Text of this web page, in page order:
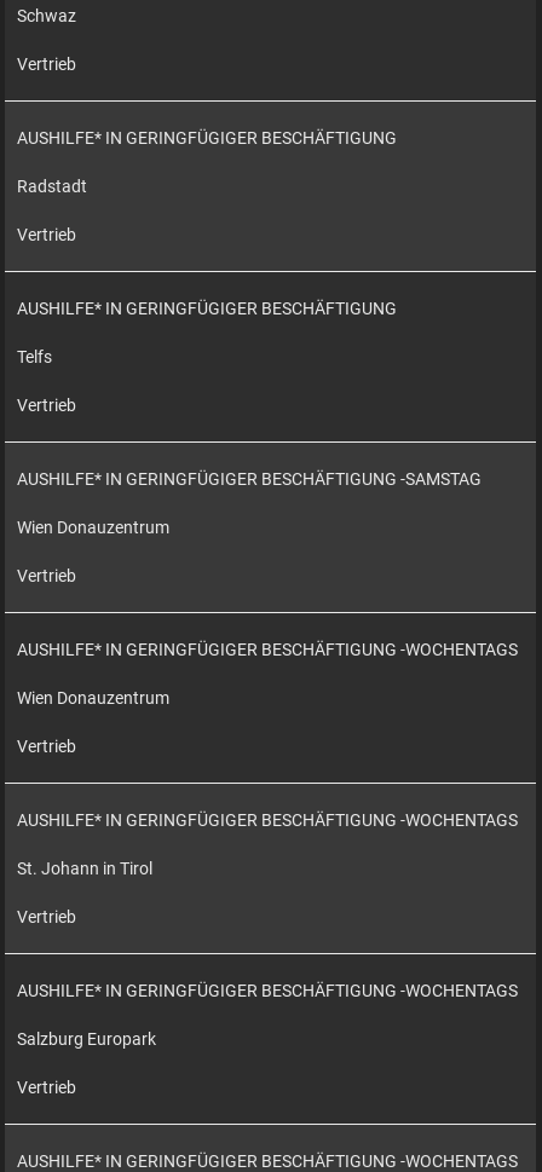
Schwaz
Vertrieb
AUSHILFE* IN GERINGFÜGIGER BESCHÄFTIGUNG
Radstadt
Vertrieb
AUSHILFE* IN GERINGFÜGIGER BESCHÄFTIGUNG
Telfs
Vertrieb
AUSHILFE* IN GERINGFÜGIGER BESCHÄFTIGUNG -SAMSTAG
Wien Donauzentrum
Vertrieb
AUSHILFE* IN GERINGFÜGIGER BESCHÄFTIGUNG -WOCHENTAGS
Wien Donauzentrum
Vertrieb
AUSHILFE* IN GERINGFÜGIGER BESCHÄFTIGUNG -WOCHENTAGS
St. Johann in Tirol
Vertrieb
AUSHILFE* IN GERINGFÜGIGER BESCHÄFTIGUNG -WOCHENTAGS
Salzburg Europark
Vertrieb
AUSHILFE* IN GERINGFÜGIGER BESCHÄFTIGUNG -WOCHENTAGS